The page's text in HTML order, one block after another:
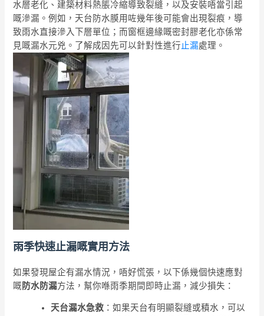
水層老化、建築材料熱脹冷縮導致裂縫，以及安裝唔當引起
嘅滲漏。例如，天台防水膜用咗幾年後可能會出現裂痕，導
致雨水直接滲入下層單位；而窗框邊緣嘅密封膠老化亦係常
見嘅漏水元兇。了解成因先可以針對性進行止漏處理。
雨季快速止漏嘅實用方法
如果發現屋企有漏水情況，唔好慌張，以下係幾個快速應對
嘅防水防漏方法，幫你喺雨季期間即時止漏，減少損失：
天台漏水急救 ：如果天台有明顯裂縫或積水，可以